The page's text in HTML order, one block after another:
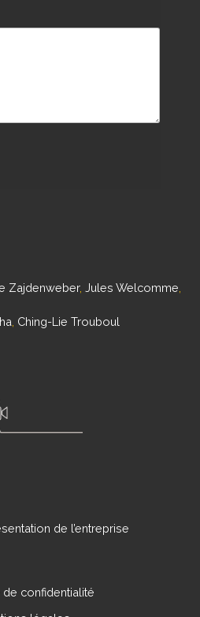
Zajdenweber, Jules Welcomme
Ching-Lie Trouboul
de l’entreprise
de confidentialité